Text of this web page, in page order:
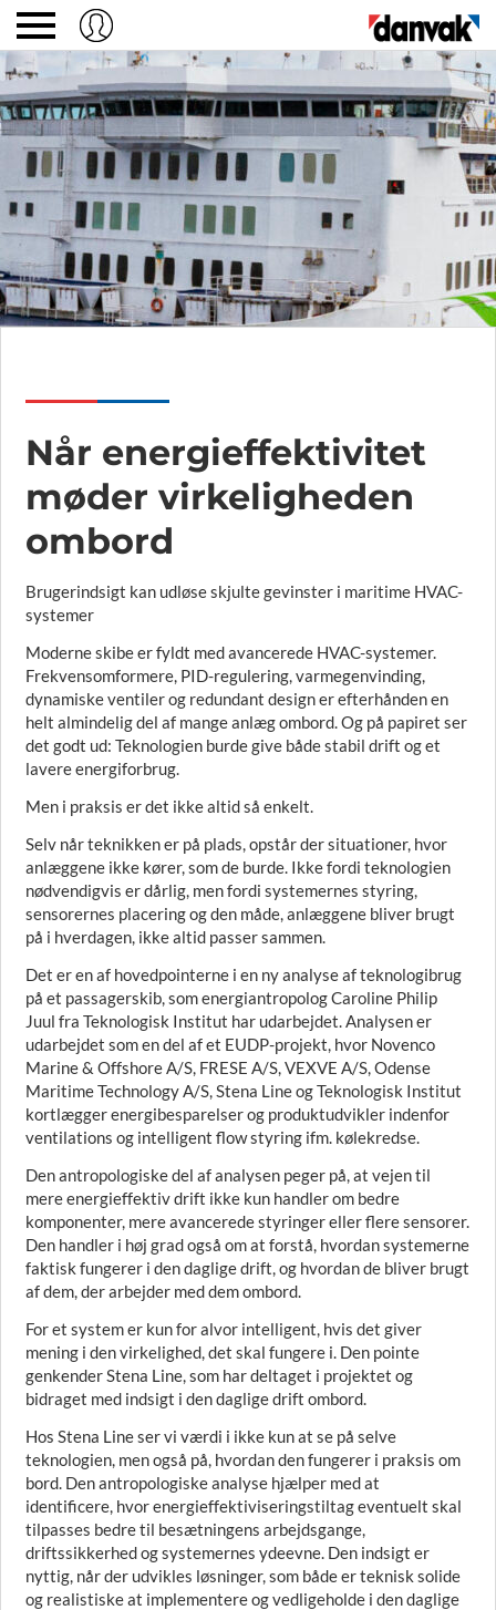
Når energieffektivitet
møder virkeligheden
ombord
Brugerindsigt kan udløse skjulte gevinster i maritime HVAC-
systemer
Moderne skibe er fyldt med avancerede HVAC-systemer.
Frekvensomformere, PID-regulering, varmegenvinding,
dynamiske ventiler og redundant design er efterhånden en
helt almindelig del af mange anlæg ombord. Og på papiret ser
det godt ud: Teknologien burde give både stabil drift og et
lavere energiforbrug.
Men i praksis er det ikke altid så enkelt.
Selv når teknikken er på plads, opstår der situationer, hvor
anlæggene ikke kører, som de burde. Ikke fordi teknologien
nødvendigvis er dårlig, men fordi systemernes styring,
sensorernes placering og den måde, anlæggene bliver brugt
på i hverdagen, ikke altid passer sammen.
Det er en af hovedpointerne i en ny analyse af teknologibrug
på et passagerskib, som energiantropolog Caroline Philip
Juul fra Teknologisk Institut har udarbejdet. Analysen er
udarbejdet som en del af et EUDP-projekt, hvor Novenco
Marine & Offshore A/S, FRESE A/S, VEXVE A/S, Odense
Maritime Technology A/S, Stena Line og Teknologisk Institut
kortlægger energibesparelser og produktudvikler indenfor
ventilations og intelligent flow styring ifm. kølekredse.
Den antropologiske del af analysen peger på, at vejen til
mere energieffektiv drift ikke kun handler om bedre
komponenter, mere avancerede styringer eller flere sensorer.
Den handler i høj grad også om at forstå, hvordan systemerne
faktisk fungerer i den daglige drift, og hvordan de bliver brugt
af dem, der arbejder med dem ombord.
For et system er kun for alvor intelligent, hvis det giver
mening i den virkelighed, det skal fungere i. Den pointe
genkender Stena Line, som har deltaget i projektet og
bidraget med indsigt i den daglige drift ombord.
Hos Stena Line ser vi værdi i ikke kun at se på selve
teknologien, men også på, hvordan den fungerer i praksis om
bord. Den antropologiske analyse hjælper med at
identificere, hvor energieffektiviseringstiltag eventuelt skal
tilpasses bedre til besætningens arbejdsgange,
driftssikkerhed og systemernes ydeevne. Den indsigt er
nyttig, når der udvikles løsninger, som både er teknisk solide
og realistiske at implementere og vedligeholde i den daglige